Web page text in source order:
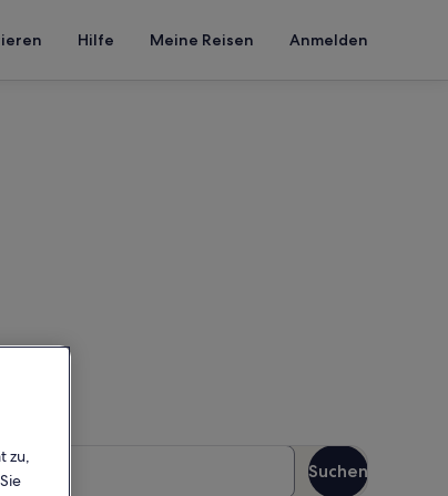
Hilfe Meine Reisen Anmelden
an, um die
Suchen
zu,